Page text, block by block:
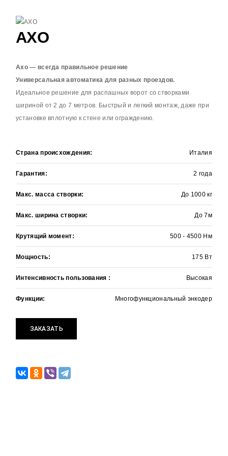
AXO
Axo — всегда правильное решение
Универсальная автоматика для разных проездов.
Идеальное решение для распашных ворот со створками
шириной от 2 до 7 метров. Быстрый и легкий монтаж, даже при
установке вплотную к стене или ограждению.
Страна происхождения: Италия
Гарантия: 2 года
Макс. масса створки: До 1000 кг
Макс. ширина створки: До 7м
Крутящий момент: 500 - 4500 Нм
Мощность: 175 Вт
Интенсивность пользования : Высокая
Функции: Многофункциональный энкодер
ЗАКАЗАТЬ
ЗАЯВКА НА РАСЧЕТ
Хочу получать информацию об
РАССЧИТАТЬ СТОИМОСТЬ